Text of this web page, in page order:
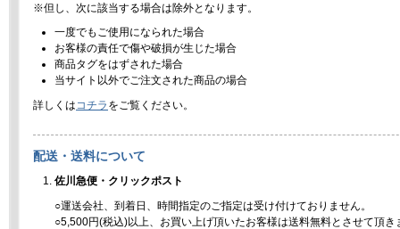
※但し、次に該当する場合は除外となります。
一度でもご使用になられた場合
お客様の責任で傷や破損が生じた場合
商品タグをはずされた場合
当サイト以外でご注文された商品の場合
詳しくは コチラ をご覧ください。
配送・送料について
佐川急便・クリックポスト
○運送会社、到着日、時間指定のご指定は受け付けておりません。
○5,500円(税込)以上、お買い上げ頂いたお客様は送料無料とさせて頂き